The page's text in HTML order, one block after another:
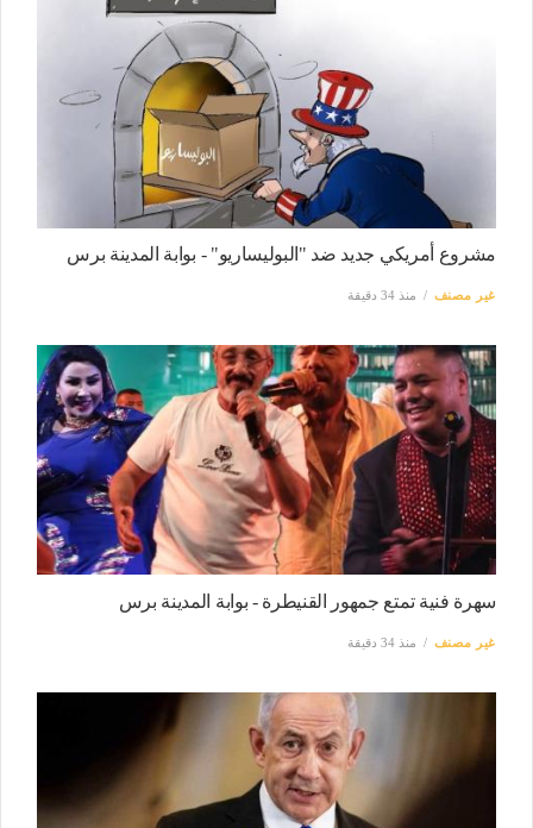
مشروع أمريكي جديد ضد "البوليساريو" - بوابة المدينة برس
غير مصنف منذ 34 دقيقة
سهرة فنية تمتع جمهور القنيطرة - بوابة المدينة برس
غير مصنف منذ 34 دقيقة